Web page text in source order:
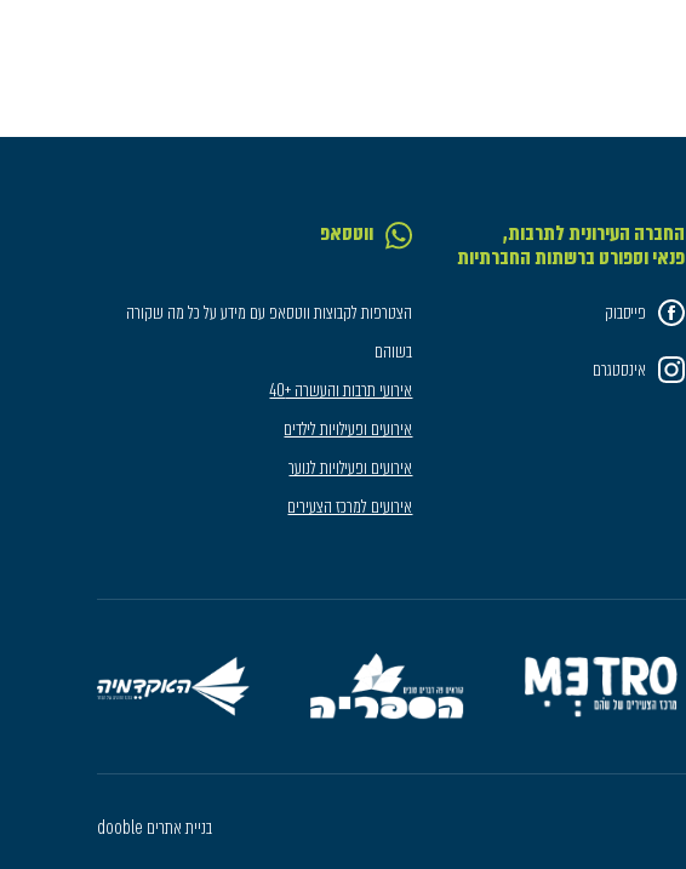
החברה העירונית לתרבות,
פנאי וספורט ברשתות החברתיות
פייסבוק
אינסטגרם
ווטסאפ
הצטרפות לקבוצות ווטסאפ עם מידע על כל מה שקורה
בשוהם
אירועי תרבות והעשרה +40
אירועים ופעילויות לילדים
אירועים ופעילויות לנוער
אירועים למרכז הצעירים
בניית אתרים dooble